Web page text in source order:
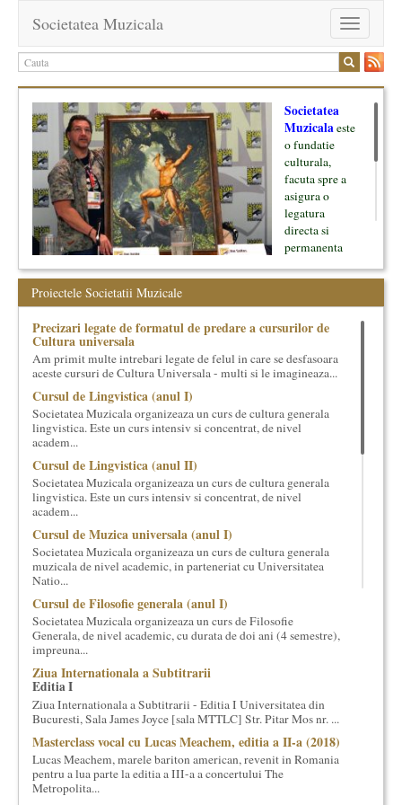
Toggle
navigation
Societatea Muzicala
Societatea
Muzicalaeste
o fundatie
culturala,
facuta spre a
asigura o
legatura
directa si
permanenta
oamenii ei, pe
inceput cu muzica clasica - si de aici numele -, insa acum
dezvoltam proiecte si in alte domenii ale culturii.
Facem management cultural, dezvoltam si administram proiecte
proprii sau preluate, modele si sisteme de finantare, marketing
cultural si consultanta. Organizam concursuri, concerte si
evenimente culturale, private sau publice, tinem cursuri de
cultura generala muzicala, teatrala, filosofica si de alte feluri.
Cuvinte in plus despre proiect, despre cei care il administreaza si
cei care il finantateaza sunt in rubricile de mai jos.
Proiectele Societatii Muzicale
Precizari legate de formatul de predare a cursurilor de
Cultura universala
Am primit multe intrebari legate de felul in care se desfasoara
aceste cursuri de Cultura Universala - multi si le imagineaza...
Cursul de Lingvistica (anul I)
Societatea Muzicala organizeaza un curs de cultura generala
lingvistica. Este un curs intensiv si concentrat, de nivel
academ...
Cursul de Lingvistica (anul II)
Societatea Muzicala organizeaza un curs de cultura generala
lingvistica. Este un curs intensiv si concentrat, de nivel
academ...
Cursul de Muzica universala (anul I)
Societatea Muzicala organizeaza un curs de cultura generala
muzicala de nivel academic, in parteneriat cu Universitatea
Natio...
Cursul de Filosofie generala (anul I)
Societatea Muzicala organizeaza un curs de Filosofie
Generala, de nivel academic, cu durata de doi ani (4 semestre),
impreuna...
Ziua Internationala a Subtitrarii
Editia I
Ziua Internationala a Subtitrarii - Editia I Universitatea din
Bucuresti, Sala James Joyce [sala MTTLC] Str. Pitar Mos nr. ...
Masterclass vocal cu Lucas Meachem, editia a II-a (2018)
Lucas Meachem, marele bariton american, revenit in Romania
pentru a lua parte la editia a III-a a concertului The
Metropolita...